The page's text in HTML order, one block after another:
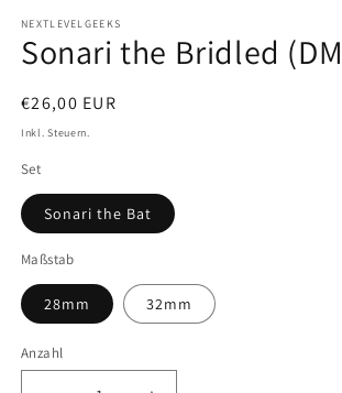
in
Modal
öffnen
NEXTLEVELGEEKS
Sonari the Bridled
Normaler
Preis
€26,00 EUR
Inkl. Steuern.
Set
Sonari the Bat
Maßstab
28mm 32mm
Anzahl
Anzahl